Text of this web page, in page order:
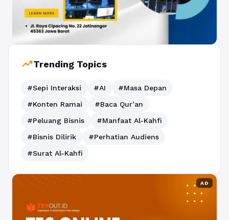
trending_upTrending Topics
#Sepi Interaksi #AI
#Masa Depan
#Konten Ramai
#Baca Qur’an
#Peluang Bisnis
#Manfaat Al-Kahfi
#Bisnis Dilirik
#Perhatian Audiens
#Surat Al-Kahfi
AD